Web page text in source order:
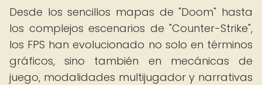
Desde los sencillos mapas de "Doom" hasta
los complejos escenarios de "Counter-Strike",
los FPS han evolucionado no solo en términos
gráficos, sino también en mecánicas de
juego, modalidades multijugador y narrativas